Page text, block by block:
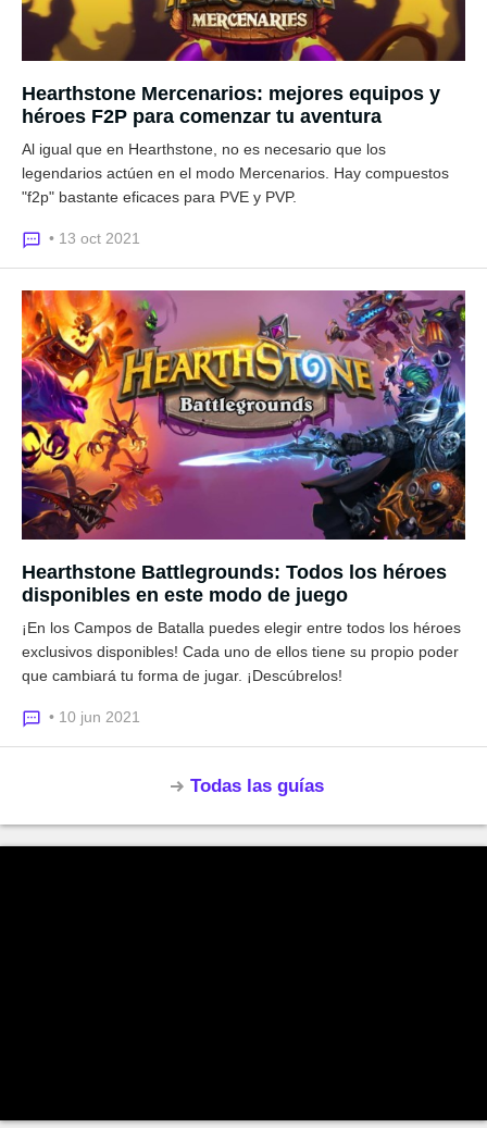
Hearthstone Mercenarios: mejores equipos y
héroes F2P para comenzar tu aventura
Al igual que en Hearthstone, no es necesario que los
legendarios actúen en el modo Mercenarios. Hay compuestos
"f2p" bastante eficaces para PVE y PVP.
• 13 oct 2021
Hearthstone Battlegrounds: Todos los héroes
disponibles en este modo de juego
¡En los Campos de Batalla puedes elegir entre todos los héroes
exclusivos disponibles! Cada uno de ellos tiene su propio poder
que cambiará tu forma de jugar. ¡Descúbrelos!
• 10 jun 2021
Todas las guías